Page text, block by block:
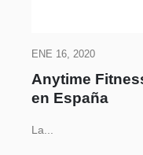
ENE 16, 2020
Anytime
en España
La...